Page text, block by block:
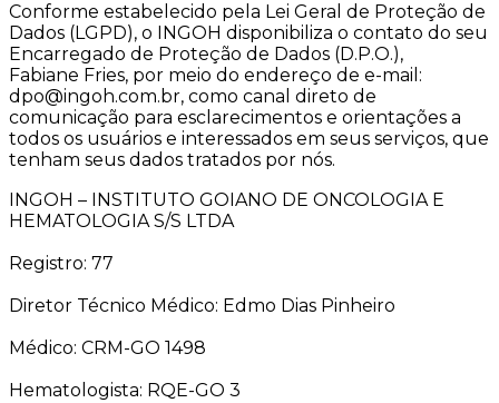
Conforme estabelecido pela Lei Geral de Proteção de
Dados (LGPD), o INGOH disponibiliza o contato do seu
Encarregado de Proteção de Dados (D.P.O.),
Fabiane Fries, por meio do endereço de e-mail:
dpo@ingoh.com.br, como canal direto de
comunicação para esclarecimentos e orientações a
todos os usuários e interessados em seus serviços, que
tenham seus dados tratados por nós.
INGOH – INSTITUTO GOIANO DE ONCOLOGIA E
HEMATOLOGIA S/S LTDA
Registro: 77
Diretor Técnico Médico: Edmo Dias Pinheiro
Médico: CRM-GO 1498
Hematologista: RQE-GO 3